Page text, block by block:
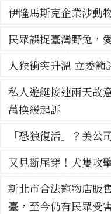
伊隆馬斯克企業涉動
民眾誤捉臺灣野兔，
人猴衝突升溫 立委
私人遊艇接連兩天故
萬換緩起訴
「恐狼復活」？美
又見斷尾穿！犬隻攻
新北市合法寵物店販
臺，至今仍有民眾受